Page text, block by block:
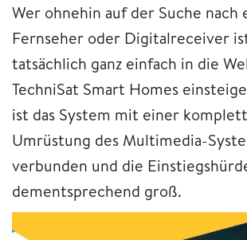
Wer ohnehin auf der Suche nach
Fernseher oder Digitalreceiver
tatsächlich ganz einfach in die
TechniSat Smart Homes
ist das System mit einer
Umrüstung des Multimedia-
verbunden und die
dementsprechend groß.